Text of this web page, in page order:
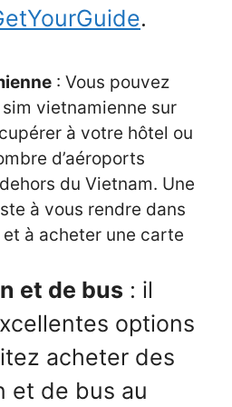
.
: Vous pouvez
vietnamienne sur
à votre hôtel ou
d’aéroports
du Vietnam. Une
à vous rendre dans
à acheter une carte
et de bus : il
options
acheter des
et de bus au